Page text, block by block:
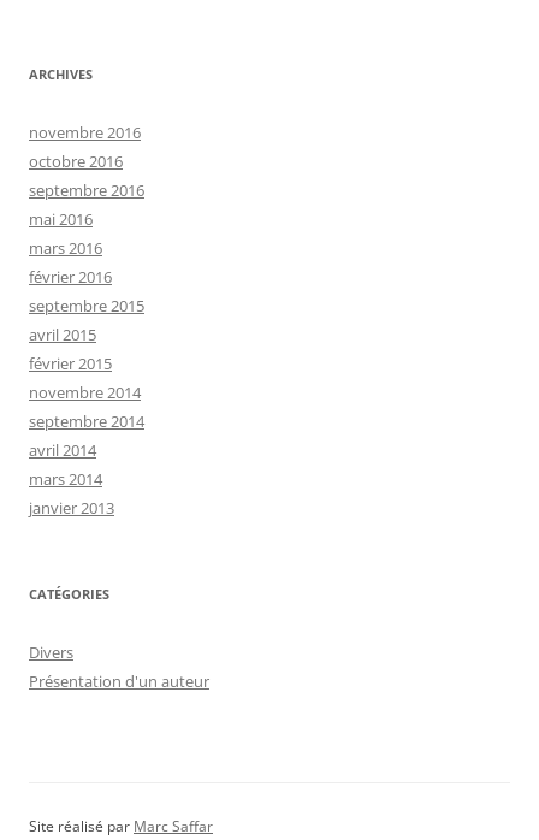
ARCHIVES
novembre 2016
octobre 2016
septembre 2016
mai 2016
mars 2016
février 2016
septembre 2015
avril 2015
février 2015
novembre 2014
septembre 2014
avril 2014
mars 2014
janvier 2013
CATÉGORIES
Divers
Présentation d'un auteur
Site réalisé par Marc Saffar